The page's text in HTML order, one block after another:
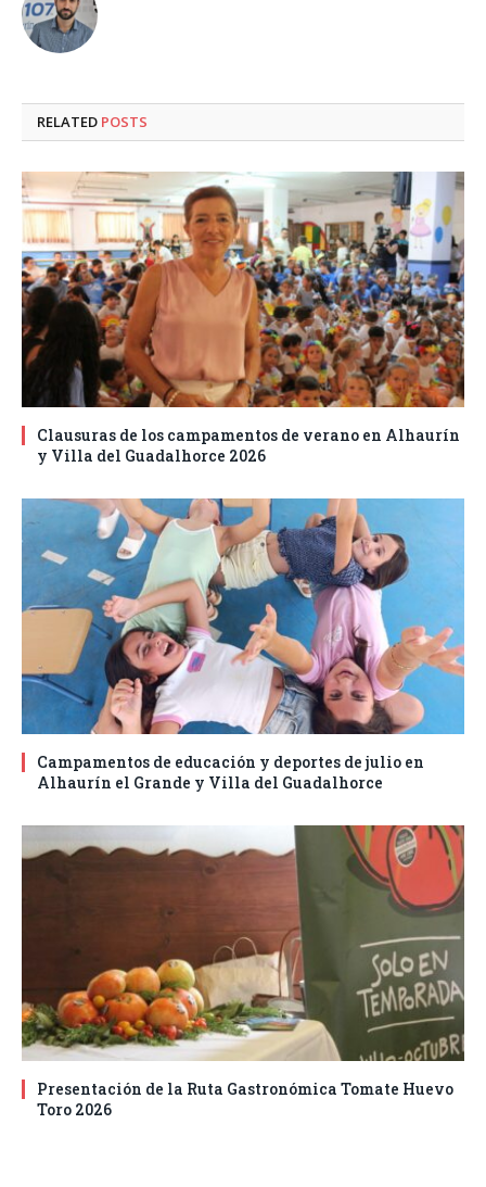
RELATED POSTS
Clausuras de los campamentos de verano en Alhaurín
y Villa del Guadalhorce 2026
Campamentos de educación y deportes de julio en
Alhaurín el Grande y Villa del Guadalhorce
Presentación de la Ruta Gastronómica Tomate Huevo
Toro 2026